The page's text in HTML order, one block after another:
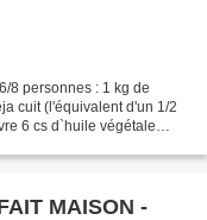
cuit (l'équivalent d'un 1/2
6 cs d`huile végétale
MAISON -